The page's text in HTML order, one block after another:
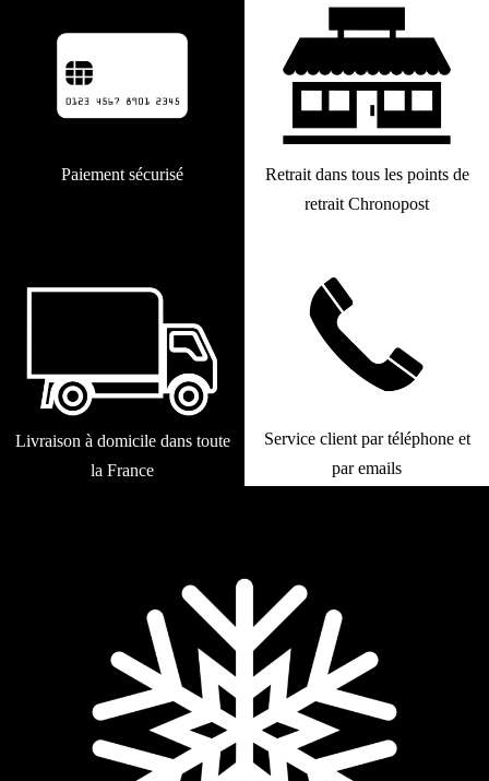
Paiement sécurisé
Retrait dans tous les points de
retrait Chronopost
Livraison à domicile dans toute
la France
Service client par téléphone et
par emails